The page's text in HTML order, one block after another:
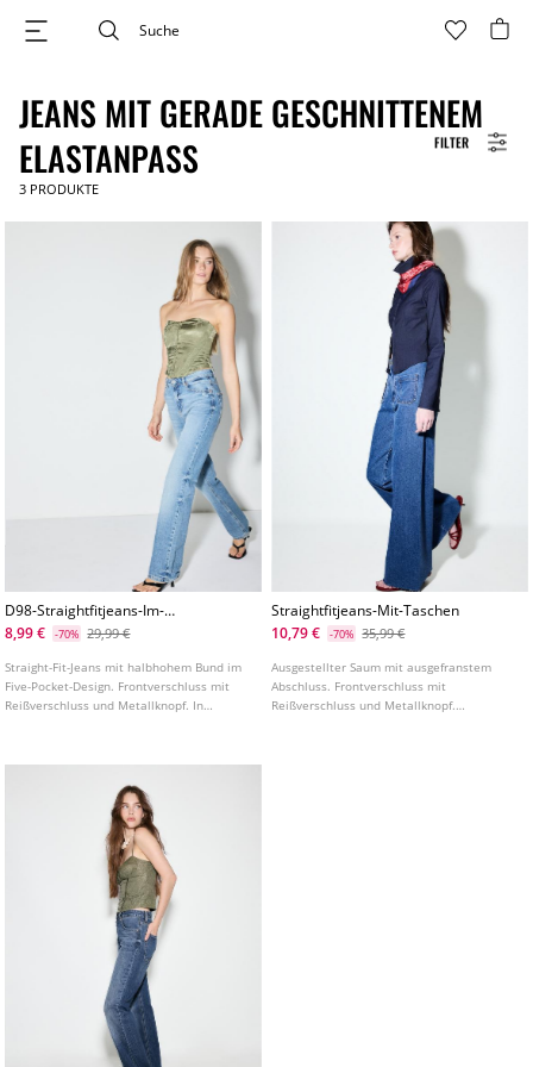
FILTER
JEANS MIT GERADE GESCHNITTENEM
ELASTANPASS
3 PRODUKTE
D98-Straightfitjeans-Im-
Vintagelook
8,99 € -70% 29,99 €
Straight-Fit-Jeans mit halbhohem Bund im
Five-Pocket-Design. Frontverschluss mit
Reißverschluss und Metallknopf. In
Straightfitjeans-Mit-Taschen
10,79 €
-70% 35,99 €
Ausgestellter Saum mit ausgefranstem
Abschluss. Frontverschluss mit
Reißverschluss und Metallknopf.